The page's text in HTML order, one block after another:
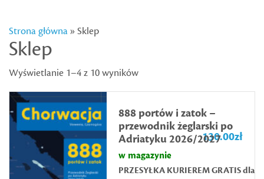
Strona główna» Sklep
Sklep
Wyświetlanie 1–4 z 10 wyników
888 portów i zatok –
przewodnik żeglarski po
Adriatyku 2026/2027
130.00zł
w magazynie
PRZESYŁKA KURIEREM GRATIS dla